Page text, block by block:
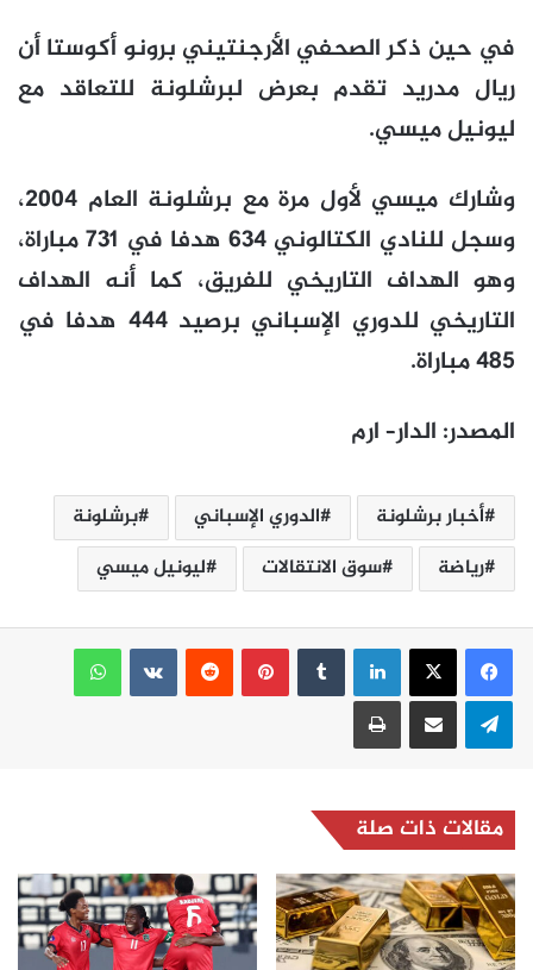
في حين ذكر الصحفي الأرجنتيني برونو أكوستا أن
ريال مدريد تقدم بعرض لبرشلونة للتعاقد مع
ليونيل ميسي.
وشارك ميسي لأول مرة مع برشلونة العام 2004،
وسجل للنادي الكتالوني 634 هدفا في 731 مباراة،
وهو الهداف التاريخي للفريق، كما أنه الهداف
التاريخي للدوري الإسباني برصيد 444 هدفا في
485 مباراة.
المصدر: الدار– ارم
أخبار برشلونة الدوري الإسباني
برشلونة
رياضة
سوق الانتقالات ليونيل ميسي
لينكدإن بينتيريست
واتساب
تيلقرام مشاركة عبر البريد طباعة
مقالات ذات صلة